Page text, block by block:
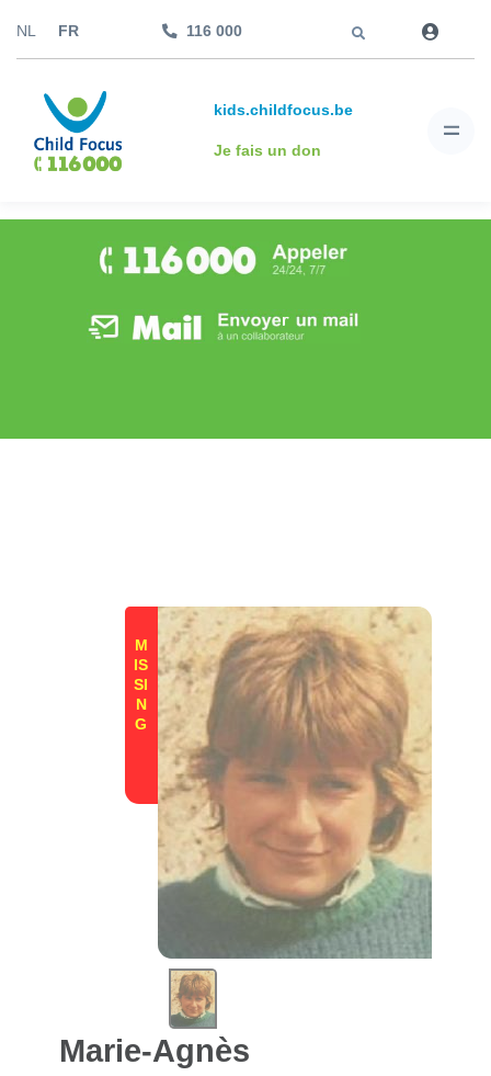
NL FR 116 000
kids.childfocus.be
Je fais un don
M
IS
SI
N
G
Marie-Agnès